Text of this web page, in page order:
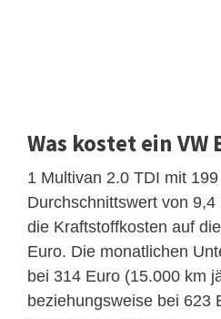
Was kostet ein
1 Multivan 2.0 TDI mit
Durchschnittswert von
die Kraftstoffkosten auf
Euro. Die monatlichen
bei 314 Euro (15.000 km
beziehungsweise bei 623